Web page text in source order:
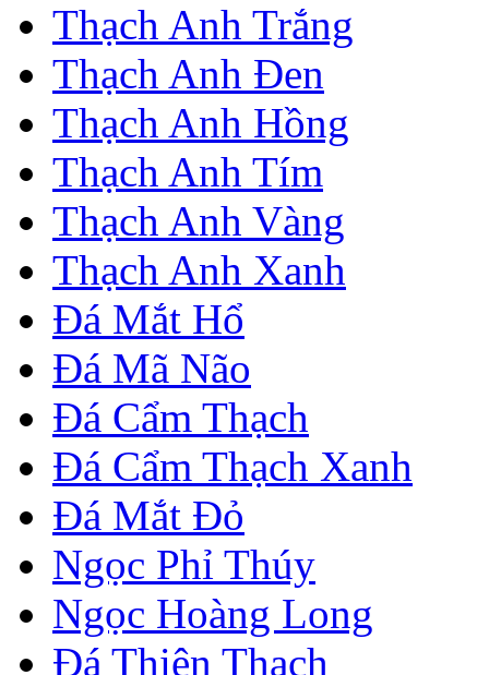
Thạch Anh Trắng
Thạch Anh Đen
Thạch Anh Hồng
Thạch Anh Tím
Thạch Anh Vàng
Thạch Anh Xanh
Đá Mắt Hổ
Đá Mã Não
Đá Cẩm Thạch
Đá Cẩm Thạch Xanh
Đá Mắt Đỏ
Ngọc Phỉ Thúy
Ngọc Hoàng Long
Đá Thiên Thạch